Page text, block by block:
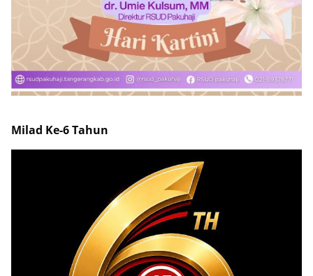
Milad Ke-6 Tahun